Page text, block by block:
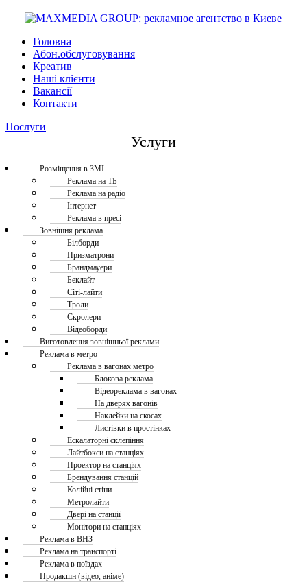
Головна
Абон.обслуговування
Креатив
Наші клієнти
Вакансії
Контакти
Послуги
Услуги
Розміщення в ЗМІ
Реклама на ТБ
Реклама на радіо
Інтернет
Реклама в пресі
Зовнішня реклама
Білборди
Призматрони
Брандмауери
Беклайт
Сіті-лайти
Троли
Скролери
Відеоборди
Виготовлення зовнішньої реклами
Реклама в метро
Реклама в вагонах метро
Блокова реклама
Відеореклама в вагонах
На дверях вагонів
Наклейки на скосах
Листівки в простінках
Ескалаторні склепіння
Лайтбокси на станціях
Проектор на станціях
Брендування станцій
Колійні стіни
Метролайти
Двері на станції
Монітори на станціях
Реклама в ВНЗ
Реклама на транспорті
Реклама в поїздах
Продакшн (відео, аніме)